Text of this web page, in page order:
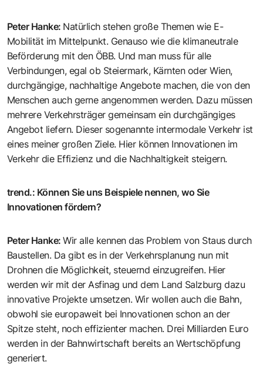
Peter Hanke: Natürlich stehen große Themen wie E-
Mobilität im Mittelpunkt. Genauso wie die klimaneutrale
Beförderung mit den ÖBB. Und man muss für alle
Verbindungen, egal ob Steiermark, Kärnten oder Wien,
durchgängige, nachhaltige Angebote machen, die von den
Menschen auch gerne angenommen werden. Dazu müssen
mehrere Verkehrsträger gemeinsam ein durchgängiges
Angebot liefern. Dieser sogenannte intermodale Verkehr ist
eines meiner großen Ziele. Hier können Innovationen im
Verkehr die Effizienz und die Nachhaltigkeit steigern.
trend.: Können Sie uns Beispiele nennen, wo Sie
Innovationen fördern?
Peter Hanke:Wir alle kennen das Problem von Staus durch
Baustellen. Da gibt es in der Verkehrsplanung nun mit
Drohnen die Möglichkeit, steuernd einzugreifen. Hier
werden wir mit der Asfinag und dem Land Salzburg dazu
innovative Projekte umsetzen. Wir wollen auch die Bahn,
obwohl sie europaweit bei Innovationen schon an der
Spitze steht, noch effizienter machen. Drei Milliarden Euro
werden in der Bahnwirtschaft bereits an Wertschöpfung
generiert.